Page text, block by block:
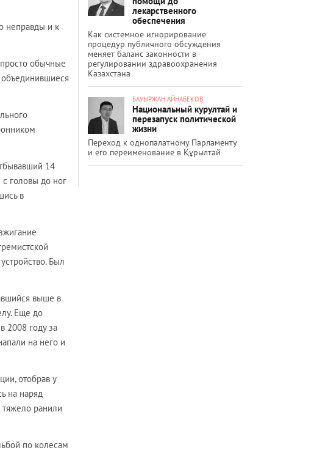
неправды и к
обычные
14
с головы до ног
в
Был
выше в
Еще до
2008 году за
на него и
отобрав у
на наряд
ранили
по колесам
лекарственного
обеспечения
Как системное игнорирование
процедур публичного обсуждения
меняет баланс законности в
регулировании здравоохранения
Казахстана
БАУЫРЖАН АЙНАБЕКОВ
Национальный курултай и
перезапуск политической
жизни
Переход к однопалатному Парламенту
и его переименование в Құрылтай